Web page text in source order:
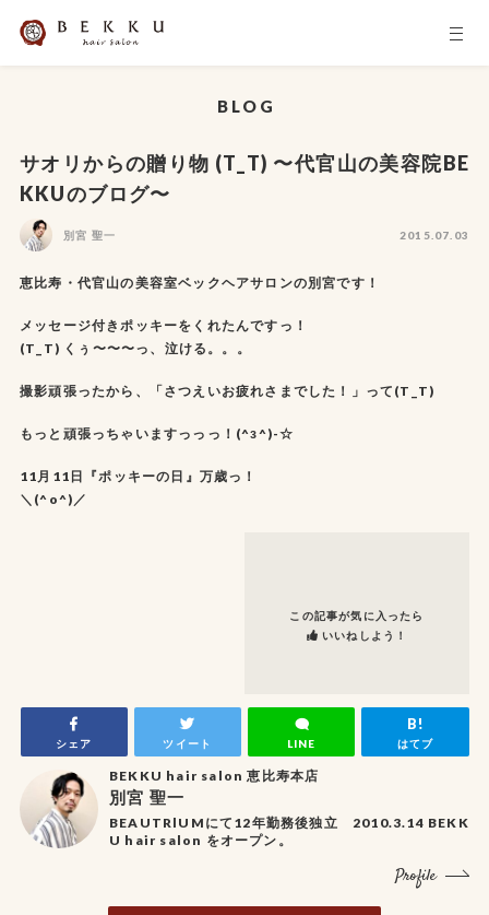
BLOG
サオリからの贈り物 (T_T) 〜代官山の美容院BE
KKUのブログ〜
別宮 聖一 2015.07.03
恵比寿・代官山の美容室ベックヘアサロンの別宮です！
メッセージ付きポッキーをくれたんですっ！
(T_T) くぅ〜〜〜っ、泣ける。。。
撮影頑張ったから、「さつえいお疲れさまでした！」って(T_T)
もっと頑張っちゃいますっっっ！(^з^)-☆
11月11日『ポッキーの日』万歳っ！
＼(^o^)／
この記事が気に入ったら
いいねしよう！
シェア ツイート LINE はてブ
BEKKU hair salon 恵比寿本店
別宮 聖一
BEAUTRlUMにて12年勤務後独立 2010.3.14 BEKK
U hair salon をオープン。
Profile